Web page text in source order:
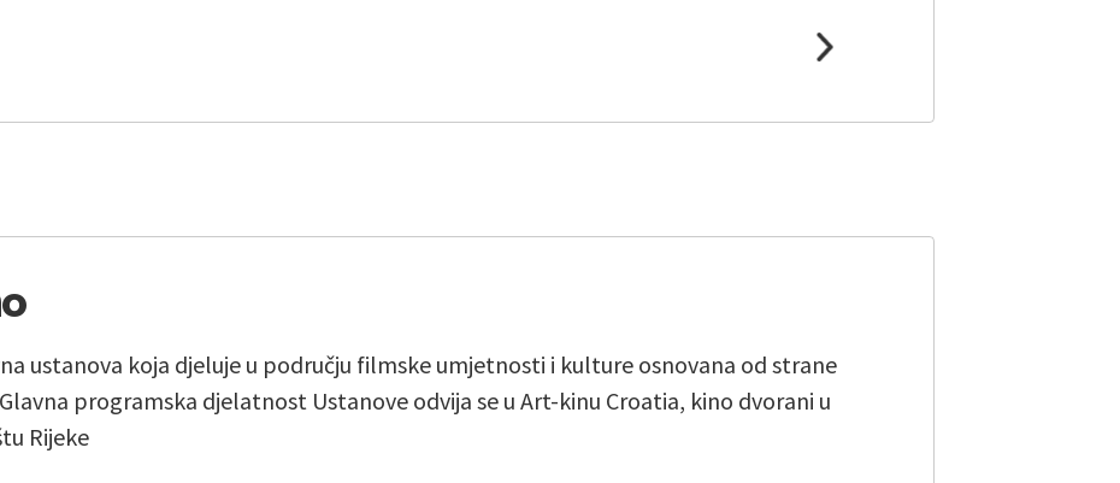
ustanova koja djeluje u području filmske umjetnosti i kulture osnovana od strane
programska djelatnost Ustanove odvija se u Art-kinu Croatia, kino dvorani u
Rijeke